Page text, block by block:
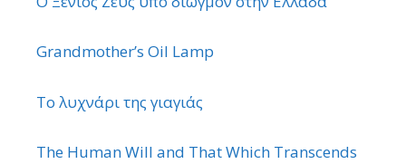
Grandmother’s Oil Lamp
Το λυχνάρι της γιαγιάς
The Human Will and That Which Transcends